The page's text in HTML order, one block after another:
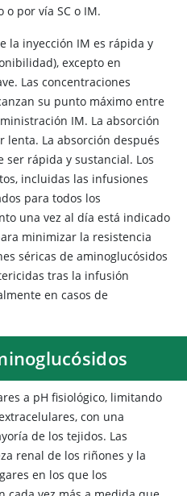
o por vía SC o IM.
la inyección IM es rápida y
excepto en
Las concentraciones
su punto máximo entre
IM. La absorción
lenta. La absorción después
rápida y sustancial. Los
incluidas las infusiones
para todos los
una vez al día está indicado
minimizar la resistencia
séricas de aminoglucósidos
tras la infusión
en casos de
a pH fisiológico, limitando
con una
de los tejidos. Las
renal de los riñones y la
en los que los